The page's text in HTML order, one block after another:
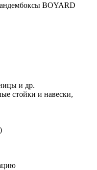
BOYARD
и др.
стойки и навески,